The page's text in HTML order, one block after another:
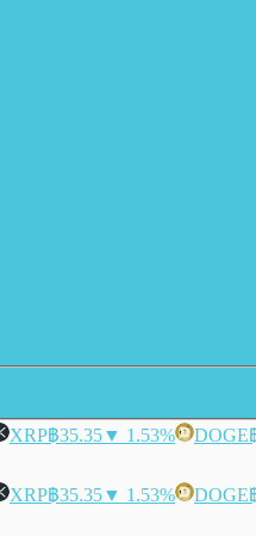
XRP฿35.35▼ 1.53% DOGE
XRP฿35.35▼ 1.53% DOGE